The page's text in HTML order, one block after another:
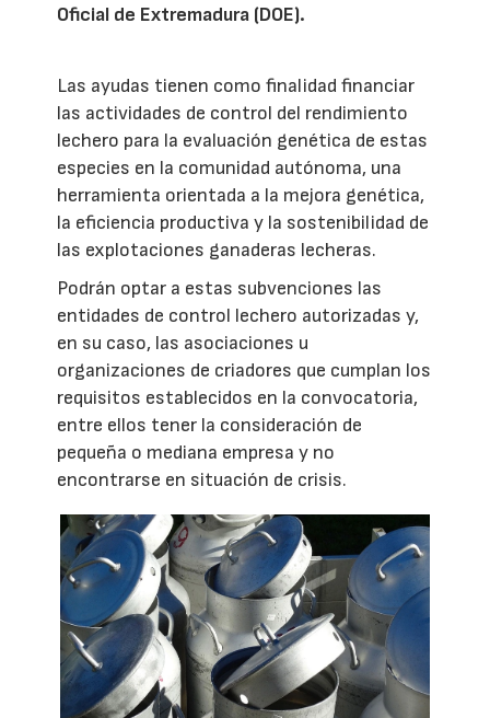
Oficial de Extremadura (DOE).
Las ayudas tienen como finalidad financiar
las actividades de control del rendimiento
lechero para la evaluación genética de estas
especies en la comunidad autónoma, una
herramienta orientada a la mejora genética,
la eficiencia productiva y la sostenibilidad de
las explotaciones ganaderas lecheras.
Podrán optar a estas subvenciones las
entidades de control lechero autorizadas y,
en su caso, las asociaciones u
organizaciones de criadores que cumplan los
requisitos establecidos en la convocatoria,
entre ellos tener la consideración de
pequeña o mediana empresa y no
encontrarse en situación de crisis.